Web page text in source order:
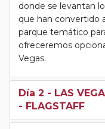
donde se levantan
que han convertido
parque temático
ofreceremos
Vegas.
Día 2 - LAS
- FLAGSTAFF